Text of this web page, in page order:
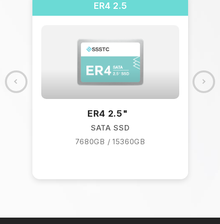
ER4 2.5
ER4 2.5"
SATA SSD
7680GB / 15360GB